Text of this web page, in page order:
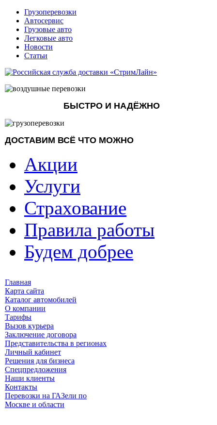
Грузоперевозки
Автосервис
Грузовые авто
Легковые авто
Новости
Статьи
БЫСТРО И НАДЁЖНО
ДОСТАВИМ ВСЁ ЧТО МОЖНО
Акции
Услуги
Страхование
Правила работы
Будем добрее
Главная
Карта сайта
Каталог автомобилей
О компании
Тарифы
Вызов курьера
Заключение договора
Представительства в регионах
Личный кабинет
Решения для бизнеса
Спецпредложения
Наши клиенты
Контакты
Перевозки на ГАЗели по
Москве и области